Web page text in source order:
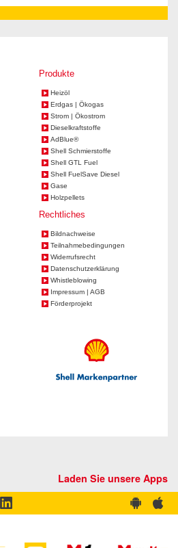
Produkte
Heizöl
Erdgas | Ökogas
Strom | Ökostrom
Dieselkraftstoffe
AdBlue®
Shell Schmierstoffe
Shell GTL Fuel
Shell FuelSave Diesel
Gase
Holzpellets
Rechtliches
Bildnachweise
Teilnahmebedingungen
Widerrufsrecht
Datenschutzerklärung
Whistleblowing
Impressum | AGB
Förderprojekt
Laden Sie unsere Apps